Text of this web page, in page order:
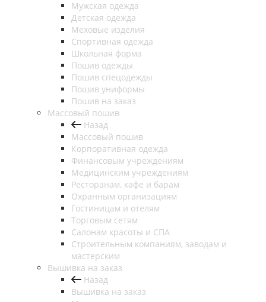
Мужская одежда
Детская одежда
Меховые изделия
Спортивная одежда
Школьная форма
Пошив одежды
Пошив спецодежды
Пошив униформы
Пошив на заказ
Массовый пошив
Назад
Массовый пошив
Корпоративная одежда
Финансовым учреждениям
Медицинским учреждениям
Ресторанам, кафе и барам
Охранным организациям
Гостиницам и отелям
Торговым сетям
Салонам красоты и СПА
Строительным компаниям, заводам и
мастерским
Вышивка на заказ
Назад
Вышивка на заказ